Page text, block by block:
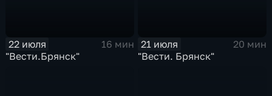
22 июля
16 мин
"Вести.Брянск"
21 июля
20 мин
"Вести. Брянск"